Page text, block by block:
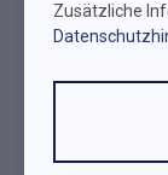
Zusätzliche
life
Wir haben